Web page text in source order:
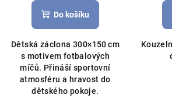
Do košíku
Dětská záclona 300×150 cm
s motivem fotbalových
míčů. Přináší sportovní
atmosféru a hravost do
dětského pokoje.